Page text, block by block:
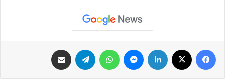
فيسبوك لينكدإن ماسنجر واتساب تيلقرام